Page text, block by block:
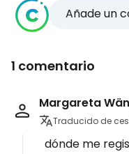
Añade un
1 comentario
Margareta
Traducido de
dónde me